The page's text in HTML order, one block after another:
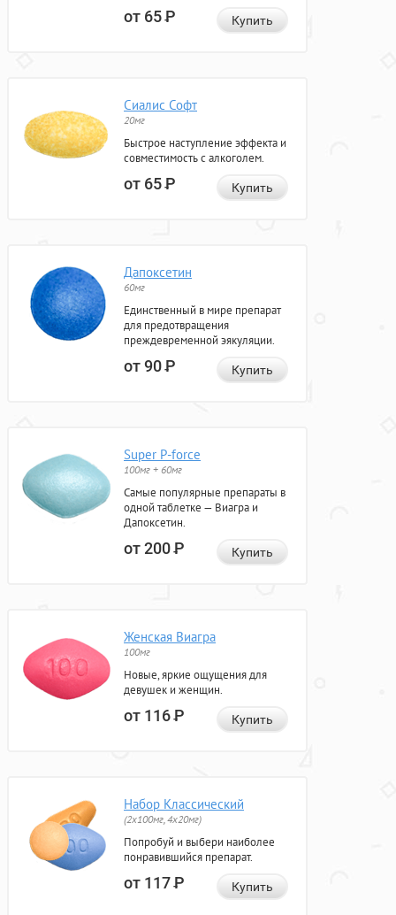
от 65Р Купить
Сиалис Софт
20мг
Быстрое наступление эффекта и
совместимость с алкоголем.
от 65Р Купить
Дапоксетин
60мг
Единственный в мире препарат
для предотвращения
преждевременной эякуляции.
от 90Р Купить
Super P-force
100мг + 60мг
Самые популярные препараты в
одной таблетке — Виагра и
Дапоксетин.
от 200Р Купить
Женская Виагра
100мг
Новые, яркие ощущения для
девушек и женщин.
от 116Р Купить
Набор Классический
(2x100мг, 4x20мг)
Попробуй и выбери наиболее
понравившийся препарат.
от 117Р Купить